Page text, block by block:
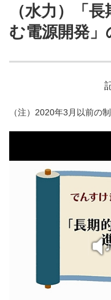
（水力）「
む電源開発」
（注）2020年3月以前の